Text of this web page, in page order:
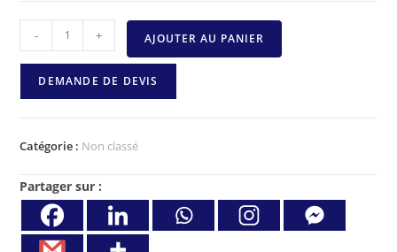
- + AJOUTER AU PANIER
DEMANDE DE DEVIS
Catégorie : Non classé
Partager sur :